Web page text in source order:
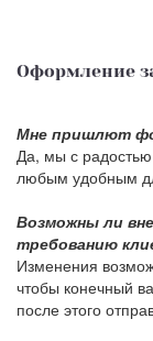
Оформление
Мне пришлют
Да, мы с
любым удобным
Возможны ли
требованию
Изменения
чтобы конечный
после этого